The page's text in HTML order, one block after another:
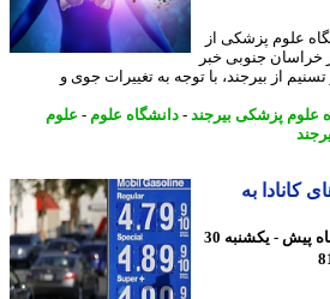
پزشکی از
جنوبی خبر
از بیرجند، با توجه به تغییرات جوی و
پزشکی بیرجند-دانشگاه علوم-علوم
به
4 ماه پیش - یکشنبه 30